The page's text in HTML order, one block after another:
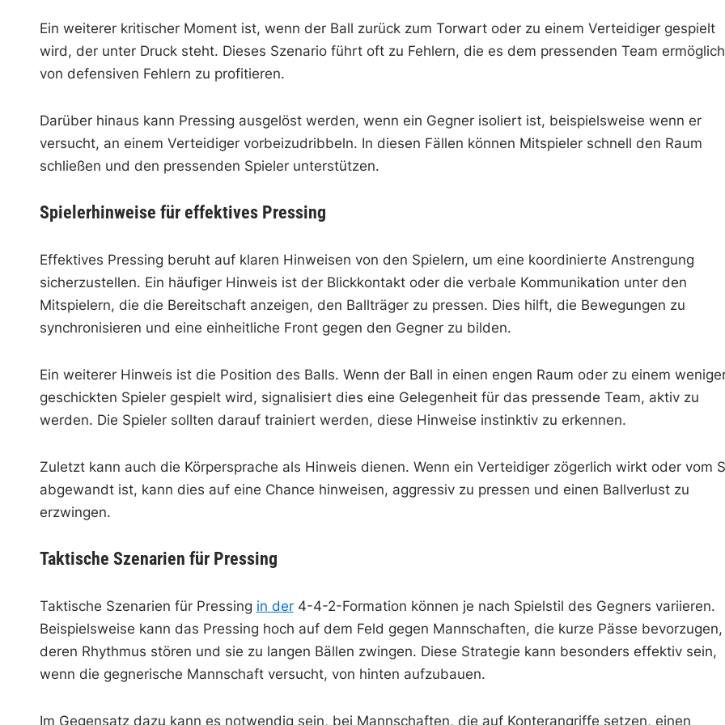
Ein weiterer kritischer Moment ist, wenn der Ball zurück zum Torwart oder zu einem Verteidiger gespielt
wird, der unter Druck steht. Dieses Szenario führt oft zu Fehlern, die es dem pressenden Team
von defensiven Fehlern zu profitieren.
Darüber hinaus kann Pressing ausgelöst werden, wenn ein Gegner isoliert ist, beispielsweise wenn er
versucht, an einem Verteidiger vorbeizudribbeln. In diesen Fällen können Mitspieler schnell den Raum
schließen und den pressenden Spieler unterstützen.
Spielerhinweise für effektives Pressing
Effektives Pressing beruht auf klaren Hinweisen von den Spielern, um eine koordinierte Anstrengung
sicherzustellen. Ein häufiger Hinweis ist der Blickkontakt oder die verbale Kommunikation unter den
Mitspielern, die die Bereitschaft anzeigen, den Ballträger zu pressen. Dies hilft, die Bewegungen zu
synchronisieren und eine einheitliche Front gegen den Gegner zu bilden.
Ein weiterer Hinweis ist die Position des Balls. Wenn der Ball in einen engen Raum oder zu einem
geschickten Spieler gespielt wird, signalisiert dies eine Gelegenheit für das pressende Team, aktiv zu
werden. Die Spieler sollten darauf trainiert werden, diese Hinweise instinktiv zu erkennen.
Zuletzt kann auch die Körpersprache als Hinweis dienen. Wenn ein Verteidiger zögerlich wirkt oder vom
abgewandt ist, kann dies auf eine Chance hinweisen, aggressiv zu pressen und einen Ballverlust zu
erzwingen.
Taktische Szenarien für Pressing
Taktische Szenarien für Pressing in der4-4-2-Formation können je nach Spielstil des Gegners variieren.
Beispielsweise kann das Pressing hoch auf dem Feld gegen Mannschaften, die kurze Pässe bevorzugen,
deren Rhythmus stören und sie zu langen Bällen zwingen. Diese Strategie kann besonders effektiv sein,
wenn die gegnerische Mannschaft versucht, von hinten aufzubauen.
Im Gegensatz dazu kann es notwendig sein, bei Mannschaften, die auf Konterangriffe setzen, einen